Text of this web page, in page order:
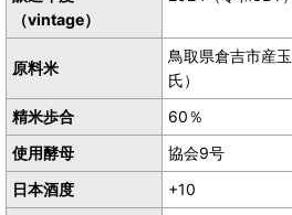
（vintage）
原料米
鳥取県倉吉市産
氏）
精米歩合
60％
使用酵母
協会9号
日本酒度
+10